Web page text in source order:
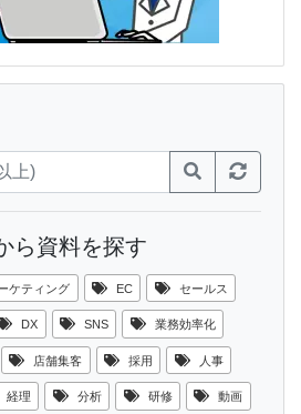
ら資料を探す
ケティング EC セールス
DX SNS 業務効率化
店舗集客 採用 人事
経理 分析 研修 動画